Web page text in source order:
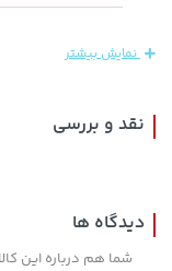
نمایش بیشتر
نقد و بررسی
دیدگاه ها
شما هم درباره این